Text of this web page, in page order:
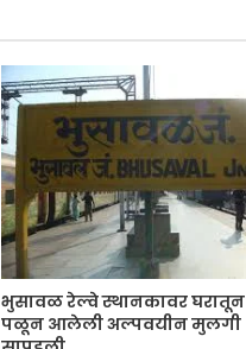
भुसावळ रेल्वे स्थानकावर घरातून
पळून आलेली अल्पवयीन मुलगी